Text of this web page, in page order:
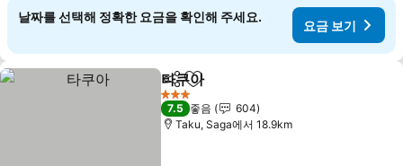
날짜를 선택해 정확한 요금을 확인해 주세요.
요금 보기
공유 즐겨찾기에 추가
타쿠아
3 성급
7.5 좋음
604
Taku, Saga에서 18.9km